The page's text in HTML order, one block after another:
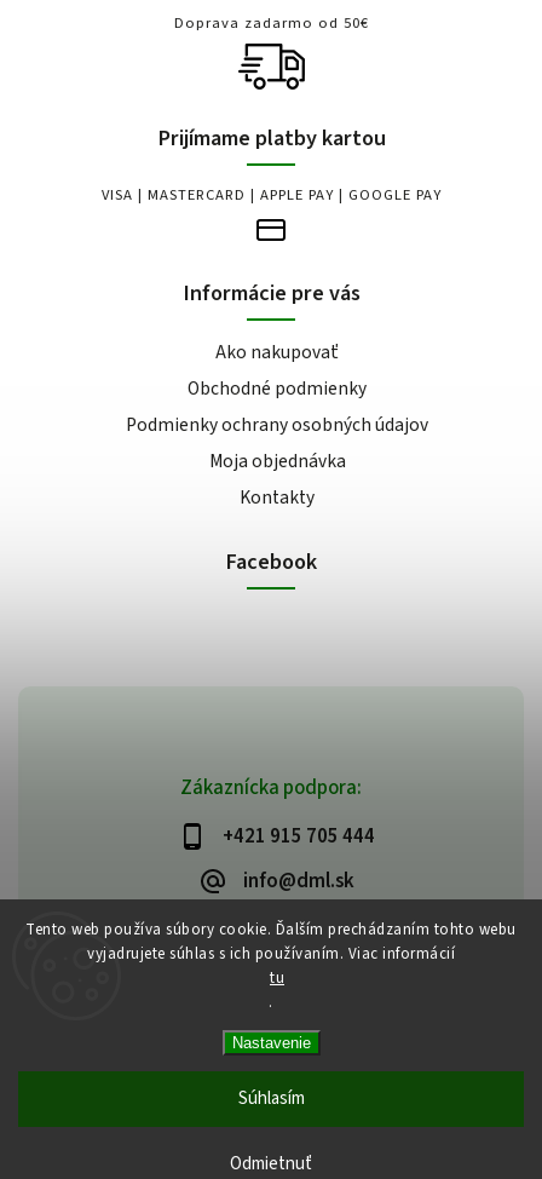
Tento web používa súbory cookie. Ďalším prechádzaním tohto webu
vyjadrujete súhlas s ich používaním. Viac informácií
tu
.
Nastavenie
Odmietnuť
Súhlasím
Zákaznícka podpora:
+421 915 705 444
info@dml.sk
Doprava zadarmo od 50€
Prijímame platby kartou
VISA | MASTERCARD | APPLE PAY | GOOGLE PAY
Informácie pre vás
Ako nakupovať
Obchodné podmienky
Podmienky ochrany osobných údajov
Moja objednávka
Kontakty
Facebook
bifeedus | BIO | DIA | BEZLEPKOVÉ POTRAVINY
Shoptet| Design